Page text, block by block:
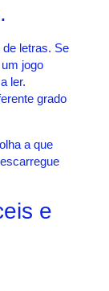
letras. Se
jogo
ler.
grado
a que
e